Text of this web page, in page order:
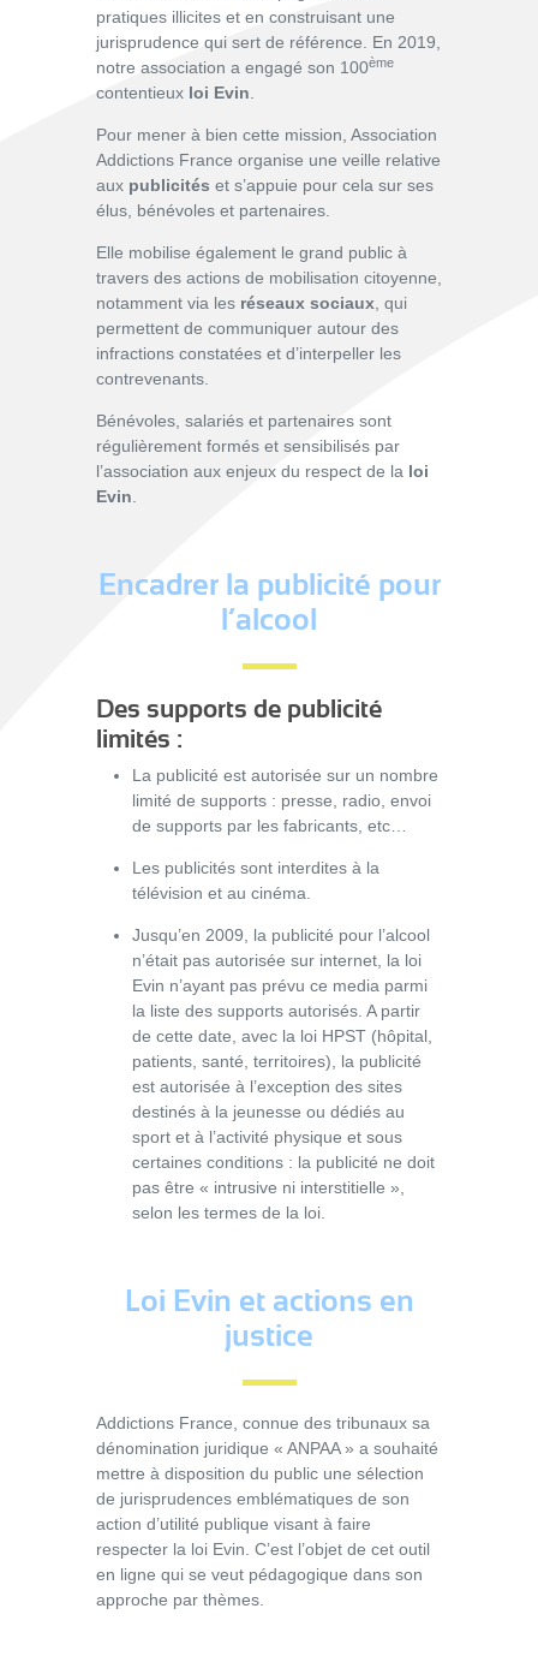
pratiques illicites et en construisant une
jurisprudence qui sert de référence. En 2019,
notre association a engagé son 100ème
contentieux loi Evin
Pour mener à bien cette mission, Association
Addictions France organise une veille relative
aux publicités et s’appuie pour cela sur ses
élus, bénévoles et partenaires.
Elle mobilise également le grand public à
travers des actions de mobilisation citoyenne,
notamment via les réseaux sociaux , qui
permettent de communiquer autour des
infractions constatées et d’interpeller les
contrevenants.
Bénévoles, salariés et partenaires sont
régulièrement formés et sensibilisés par
l’association aux enjeux du respect de la loi
Evin
Encadrer la publicité pour
l’alcool
Des supports de publicité
limités :
La publicité est autorisée sur un nombre
limité de supports : presse, radio, envoi
de supports par les fabricants, etc…
Les publicités sont interdites à la
télévision et au cinéma.
Jusqu’en 2009, la publicité pour l’alcool
n’était pas autorisée sur internet, la loi
Evin n’ayant pas prévu ce media parmi
la liste des supports autorisés. A partir
de cette date, avec la loi HPST (hôpital,
patients, santé, territoires), la publicité
est autorisée à l’exception des sites
destinés à la jeunesse ou dédiés au
sport et à l’activité physique et sous
certaines conditions : la publicité ne doit
pas être « intrusive ni interstitielle »,
selon les termes de la loi.
Loi Evin et actions en
justice
Addictions France, connue des tribunaux sa
dénomination juridique « ANPAA » a souhaité
mettre à disposition du public une sélection
de jurisprudences emblématiques de son
action d’utilité publique visant à faire
respecter la loi Evin. C’est l’objet de cet outil
en ligne qui se veut pédagogique dans son
approche par thèmes.